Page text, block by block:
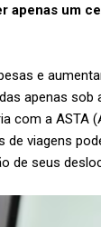
apenas um
e
apenas sob
com a ASTA
viagens
de seus